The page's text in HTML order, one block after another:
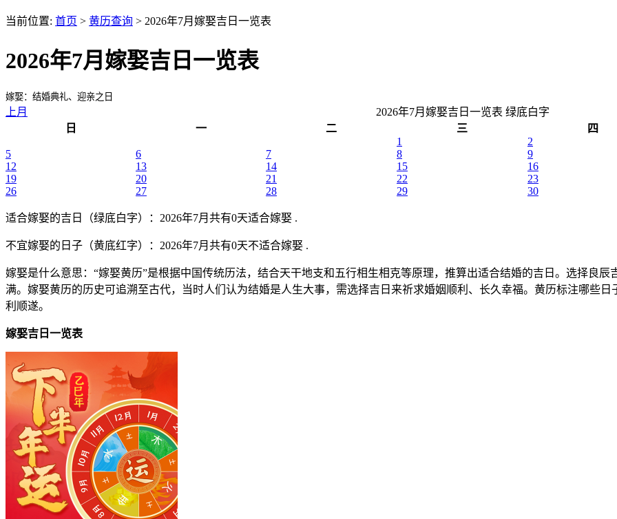
当前位置: 首页 > 黄历查询 > 2026年7月嫁娶吉日一览表
2026年7月嫁娶吉日一览表
嫁娶：结婚典礼、迎亲之日
上月 2026年7月嫁娶吉日一览表 绿底白字
日
一 二 三 四
1
2
5
6 7 8 9
12
13 14 15 16
19
20 21 22 23
26
27 28 29 30
适合嫁娶的吉日（绿底白字） ：2026年7月共有0天适合嫁娶 .
不宜嫁娶的日子（黄底红字） ：2026年7月共有0天不适合嫁娶 .
嫁娶是什么意思：“嫁娶黄历”是根据中国传统历法，结合天干地支和五行相生相克等原理，推算出适合结婚的吉日。选择良
满。嫁娶黄历的历史可追溯至古代，当时人们认为结婚是人生大事，需选择吉日来祈求婚姻顺利、长久幸福。黄历标注哪些
利顺遂。
嫁娶吉日一览表